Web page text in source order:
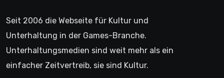
Seit 2006 die Webseite für Kultur und
Unterhaltung in der Games-Branche.
Unterhaltungsmedien sind weit mehr als ein
einfacher Zeitvertreib, sie sind Kultur.